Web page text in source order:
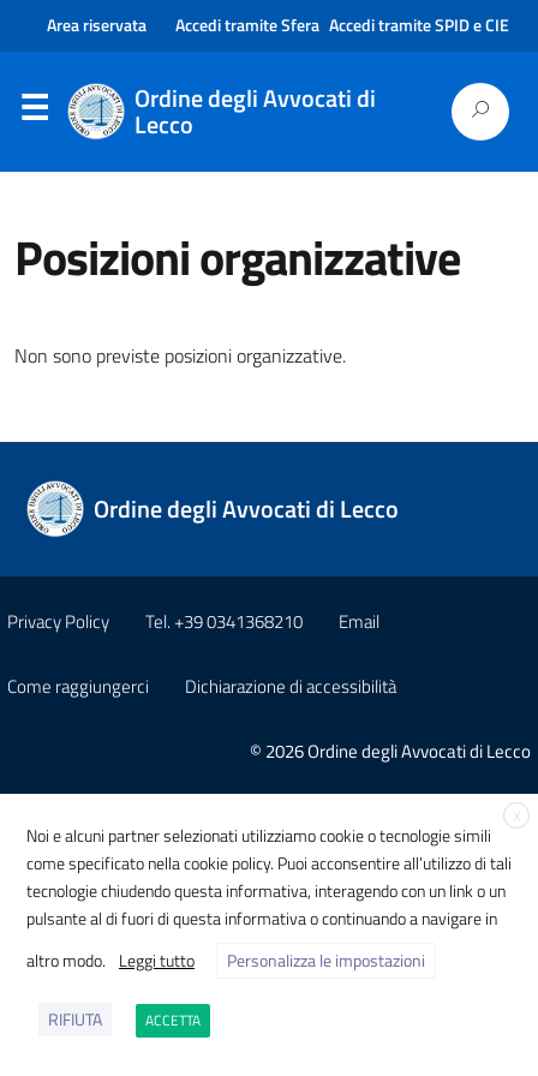
Area riservata Accedi tramite Sfera Accedi tramite SPID e CIE
Ordine degli Avvocati di
Lecco
Posizioni organizzative
Non sono previste posizioni organizzative.
Ordine degli Avvocati di Lecco
Privacy Policy Tel. +39 0341368210 Email
Come raggiungerci Dichiarazione di accessibilità
© 2026 Ordine degli Avvocati di Lecco
X
Noi e alcuni partner selezionati utilizziamo cookie o tecnologie simili
come specificato nella cookie policy. Puoi acconsentire all’utilizzo di tali
tecnologie chiudendo questa informativa, interagendo con un link o un
pulsante al di fuori di questa informativa o continuando a navigare in
altro modo.
Leggi tutto Personalizza le impostazioni
RIFIUTA ACCETTA